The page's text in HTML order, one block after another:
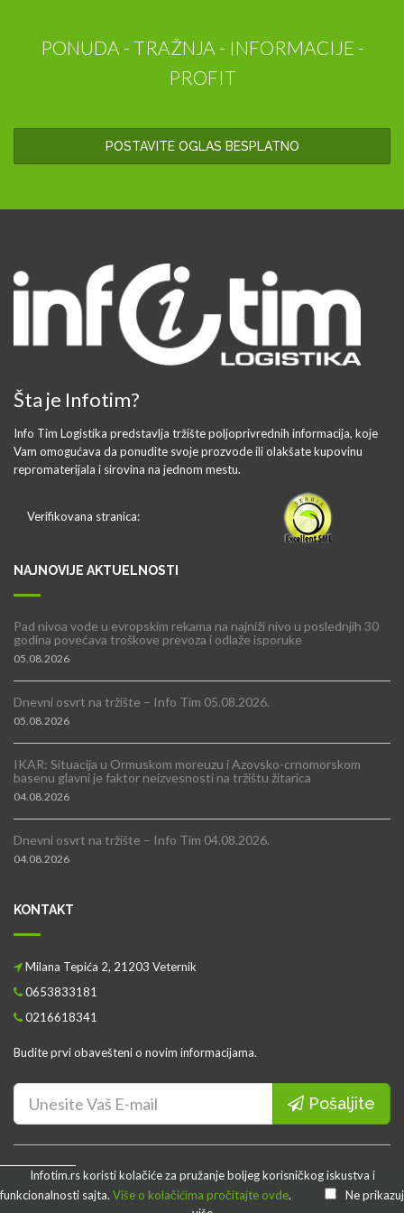
Infotim.rs koristi kolačiće za pružanje boljeg korisničkog iskustva i
funkcionalnosti sajta. Više o kolačićima pročitajte ovde.
Ne prikazuj
Problem?
PONUDA - TRAŽNJA - INFORMACIJE -
PROFIT
POSTAVITE OGLAS BESPLATNO
Šta je Infotim?
Info Tim Logistika predstavlja tržište poljoprivrednih informacija, koje
Vam omogućava da ponudite svoje prozvode ili olakšate kupovinu
repromaterijala i sirovina na jednom mestu.
Verifikovana stranica:
NAJNOVIJE AKTUELNOSTI
Pad nivoa vode u evropskim rekama na najniži nivo u poslednjih 30
godina povećava troškove prevoza i odlaže isporuke
05.08.2026
Dnevni osvrt na tržište – Info Tim 05.08.2026.
05.08.2026
IKAR: Situacija u Ormuskom moreuzu i Azovsko-crnomorskom
basenu glavni je faktor neizvesnosti na tržištu žitarica
04.08.2026
Dnevni osvrt na tržište – Info Tim 04.08.2026.
04.08.2026
KONTAKT
Milana Tepića 2, 21203 Veternik
0653833181
0216618341
Budite prvi obavešteni o novim informacijama.
Pošaljite
© 2009 - 2024 Infotim.rs | Sva prava zadržana.
Početna O nama Kontakt
Uslovi poslovanja i korišćenja